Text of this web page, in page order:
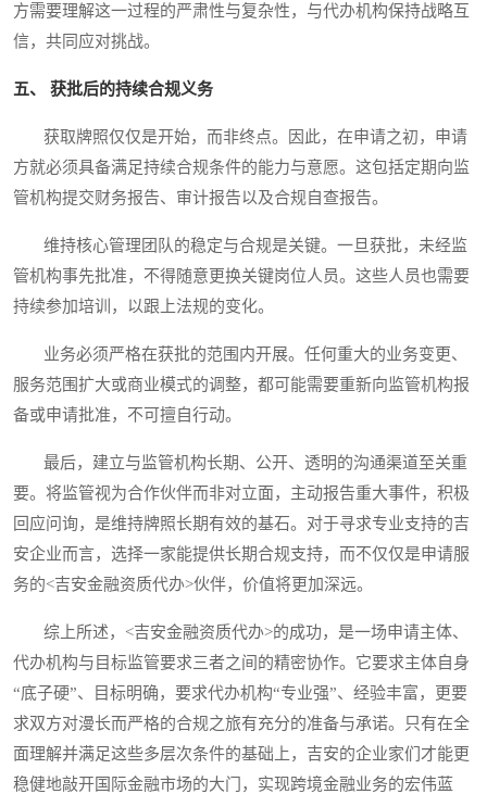
方需要理解这一过程的严肃性与复杂性，与代办机构保持战略互
信，共同应对挑战。
五、 获批后的持续合规义务
获取牌照仅仅是开始，而非终点。因此，在申请之初，申请
方就必须具备满足持续合规条件的能力与意愿。这包括定期向监
管机构提交财务报告、审计报告以及合规自查报告。
维持核心管理团队的稳定与合规是关键。一旦获批，未经监
管机构事先批准，不得随意更换关键岗位人员。这些人员也需要
持续参加培训，以跟上法规的变化。
业务必须严格在获批的范围内开展。任何重大的业务变更、
服务范围扩大或商业模式的调整，都可能需要重新向监管机构报
备或申请批准，不可擅自行动。
最后，建立与监管机构长期、公开、透明的沟通渠道至关重
要。将监管视为合作伙伴而非对立面，主动报告重大事件，积极
回应问询，是维持牌照长期有效的基石。对于寻求专业支持的吉
安企业而言，选择一家能提供长期合规支持，而不仅仅是申请服
务的<吉安金融资质代办>伙伴，价值将更加深远。
综上所述，<吉安金融资质代办>的成功，是一场申请主体、
代办机构与目标监管要求三者之间的精密协作。它要求主体自身
“底子硬”、目标明确，要求代办机构“专业强”、经验丰富，更要
求双方对漫长而严格的合规之旅有充分的准备与承诺。只有在全
面理解并满足这些多层次条件的基础上，吉安的企业家们才能更
稳健地敲开国际金融市场的大门，实现跨境金融业务的宏伟蓝